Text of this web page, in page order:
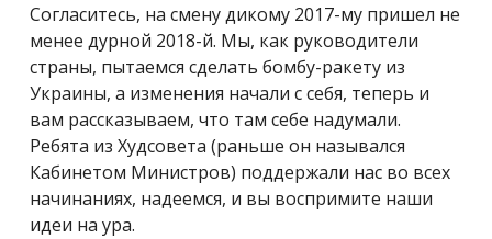
Согласитесь, на смену дикому 2017-му пришел не
менее дурной 2018-й. Мы, как руководители
страны, пытаемся сделать бомбу-ракету из
Украины, а изменения начали с себя, теперь и
вам рассказываем, что там себе надумали.
Ребята из Худсовета (раньше он назывался
Кабинетом Министров) поддержали нас во всех
начинаниях, надеемся, и вы воспримите наши
идеи на ура.